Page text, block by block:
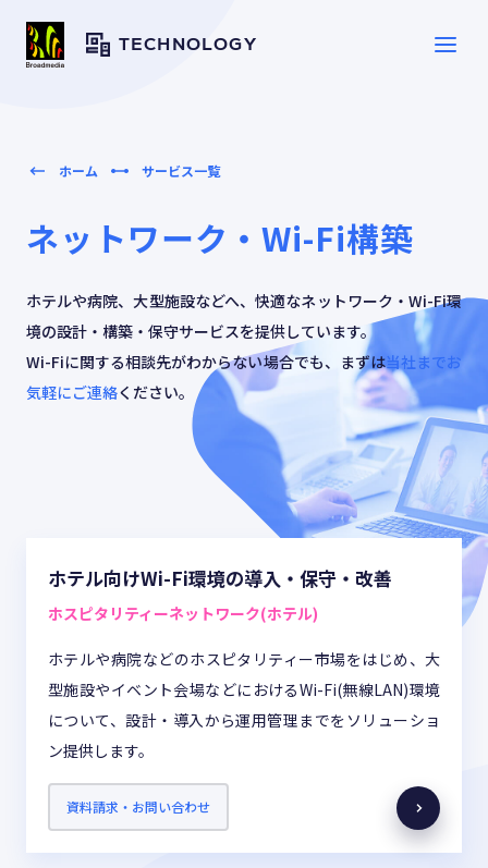
TECHNOLOGY
サービス一覧
SOLUTION
ソリューション
CASE
導入事例
TOPICS
トピックス
RESOURCES
お役立ち情報
事業紹介
03-6439-3770
資料請求・お問い合わせ
ホーム サービス一覧
ネットワーク・Wi-Fi構築
ホテルや病院、大型施設などへ、快適なネットワーク・Wi-Fi環
境の設計・構築・保守サービスを提供しています。
Wi-Fiに関する相談先がわからない場合でも、まずは当社までお
気軽にご連絡ください。
ホテル向けWi-Fi環境の導入・保守・改善
ホスピタリティーネットワーク(ホテル)
ホテルや病院などのホスピタリティー市場をはじめ、大
型施設やイベント会場などにおけるWi-Fi(無線LAN)環境
について、設計・導入から運用管理までをソリューショ
ン提供します。
資料請求・お問い合わせ